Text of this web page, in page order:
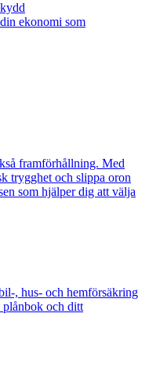
ekonomi som
framförhållning. Med
trygghet och slippa oron
som hjälper dig att välja
, hus- och hemförsäkring
plånbok och ditt